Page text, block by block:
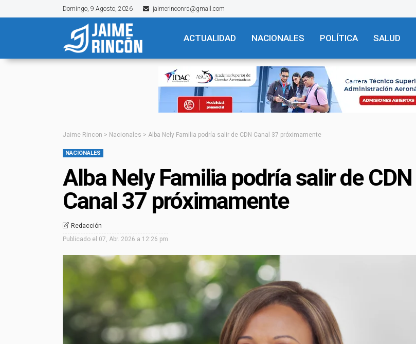
Domingo, 9 Agosto, 2026 jaimerinconrd@gmail.com
ACTUALIDAD NACIONALES POLÍTICA SALUD
Jaime Rincon > Nacionales > Alba Nely Familia podría salir de CDN Canal 37 próximamente
NACIONALES
Alba Nely Familia podría salir de CDN
Canal 37 próximamente
Redacción
Publicado el 07, Abr. 2026 a 12:26 pm